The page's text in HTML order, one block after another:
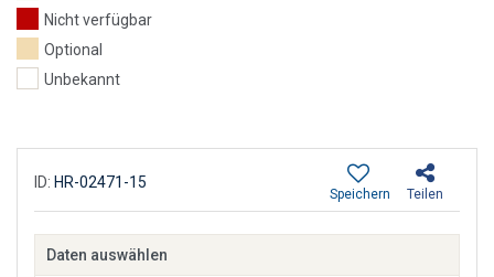
Nicht verfügbar
Optional
Unbekannt
ID: HR-02471-15
Teilen
Speichern
Daten auswählen